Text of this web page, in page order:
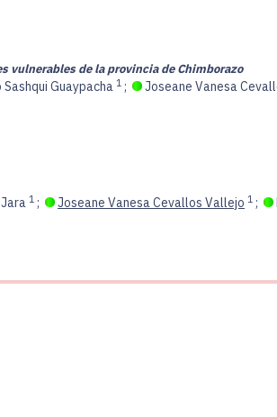
vulnerables de la provincia de Chimborazo
Guaypacha 1 ; Joseane Vanesa
1 ; Joseane Vanesa Cevallos Vallejo 1 ;